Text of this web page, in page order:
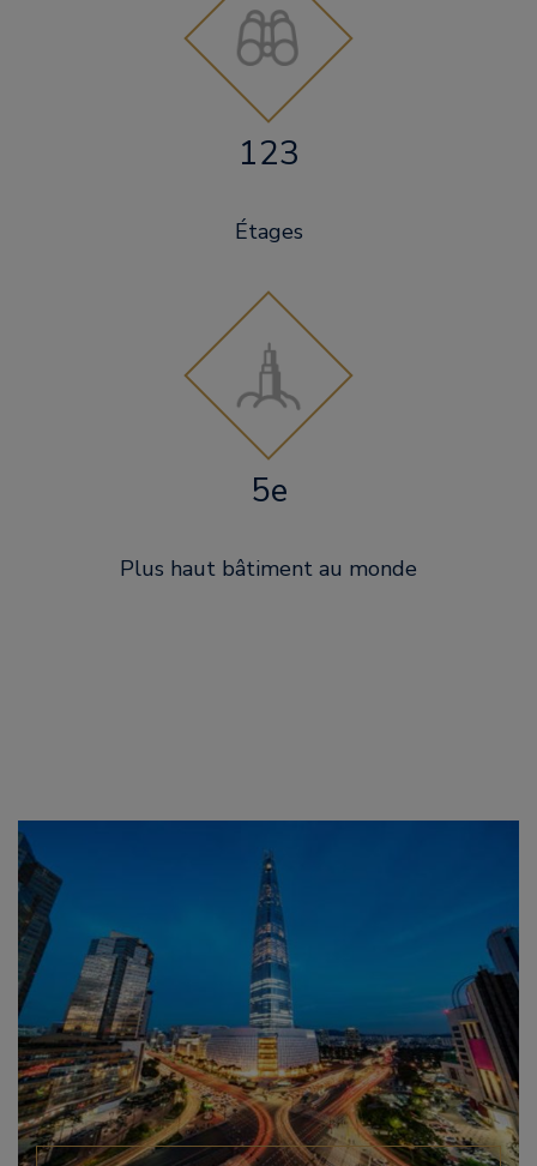
123
Étages
5e
Plus haut bâtiment au monde